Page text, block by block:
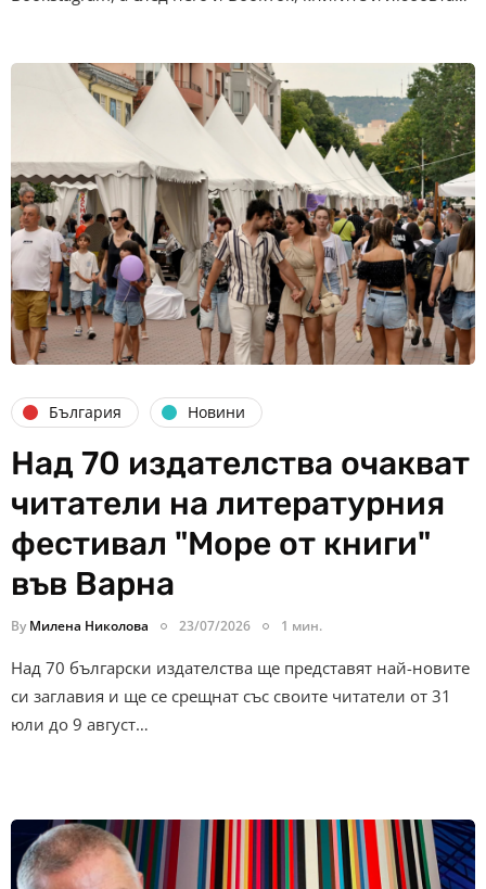
България Новини
Над 70 издателства очакват
читатели на литературния
фестивал "Море от книги"
във Варна
By Милена Николова 23/07/2026 1 мин.
Над 70 български издателства ще представят най-новите
си заглавия и ще се срещнат със своите читатели от 31
юли до 9 август…